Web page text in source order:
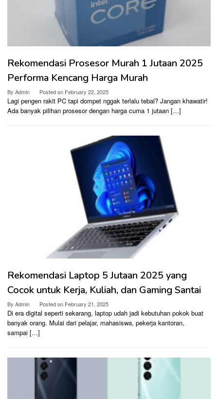
Rekomendasi Prosesor Murah 1 Jutaan 2025
Performa Kencang Harga Murah
By Admin Posted on February 22, 2025
Lagi pengen rakit PC tapi dompet nggak terlalu tebal? Jangan khawatir!
Ada banyak pilihan prosesor dengan harga cuma 1 jutaan […]
Rekomendasi Laptop 5 Jutaan 2025 yang
Cocok untuk Kerja, Kuliah, dan Gaming Santai
By Admin Posted on February 21, 2025
Di era digital seperti sekarang, laptop udah jadi kebutuhan pokok buat
banyak orang. Mulai dari pelajar, mahasiswa, pekerja kantoran,
sampai […]